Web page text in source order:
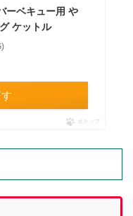
ーベキュー用 や
ケットル
ポチップ